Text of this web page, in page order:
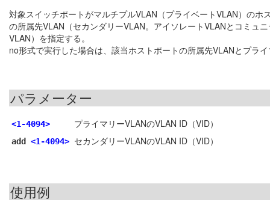
対象スイッチポートがマルチプルVLAN（プライベートVLAN）の
の所属先VLAN（セカンダリーVLAN。アイソレートVLANとコミュ
VLAN）を指定する。
no形式で実行した場合は、該当ホストポートの所属先VLANとプラ
パラメーター
<1-4094> プライマリーVLANのVLAN ID（VID）
add <1-4094> セカンダリーVLANのVLAN ID（VID）
使用例